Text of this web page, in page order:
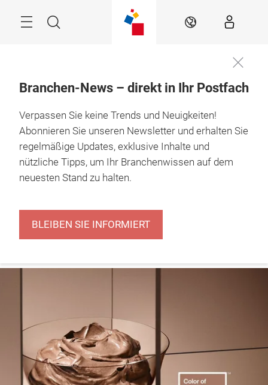
Suche DE
Branchen-News – direkt in Ihr Postfach
Verpassen Sie keine Trends und Neuigkeiten!
Abonnieren Sie unseren Newsletter und erhalten Sie
regelmäßige Updates, exklusive Inhalte und
nützliche Tipps, um Ihr Branchenwissen auf dem
neuesten Stand zu halten.
BLEIBEN SIE INFORMIERT
news, experts &
inspiration